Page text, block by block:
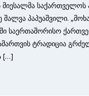
მიესალმა საქართველოს
შალვა პაპუაშვილი.
საერთაშორისო
ტრადიცია
[…]